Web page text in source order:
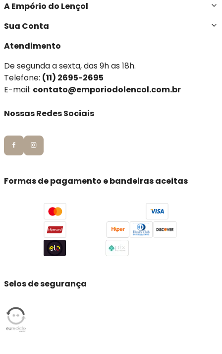
A Empório do Lençol
Sua Conta
Atendimento
De segunda a sexta, das 9h as 18h.
Telefone: (11) 2695-2695
E-mail: contato@emporiodolencol.com.br
Nossas Redes Sociais
Formas de pagamento e bandeiras aceitas
Selos de segurança